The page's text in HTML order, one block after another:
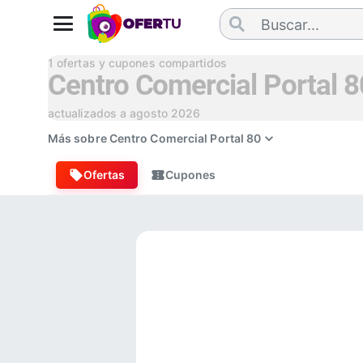
1 ofertas y cupones compartidos
Centro Comercial Portal
actualizados a agosto 2026
Más sobreCentro Comercial Portal 80
Ofertas Cupones